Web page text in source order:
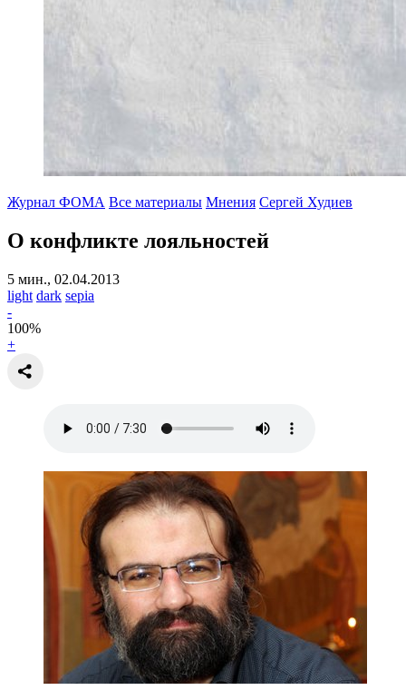
Журнал ФОМА Все материалы Мнения Сергей Худиев
О конфликте лояльностей
5 мин., 02.04.2013
light dark sepia
-
100%
+